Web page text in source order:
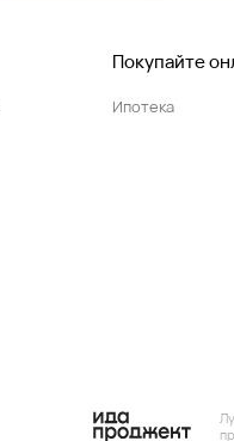
Покупайте
Ипотека